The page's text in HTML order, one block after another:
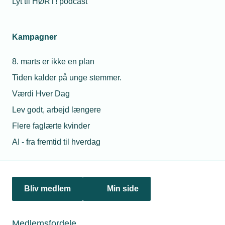
Kampagner
8. marts er ikke en plan
Tiden kalder på unge stemmer.
Værdi Hver Dag
Lev godt, arbejd længere
Flere faglærte kvinder
AI - fra fremtid til hverdag
Bliv medlem Min side
Politik & analyse
jura@tekniq.dk
tekniq@tekniq.dk